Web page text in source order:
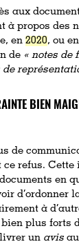
aux
à propos
en2020, ou
de «notes de
BIEN
de
refus.
en
à
plus forts
un avis